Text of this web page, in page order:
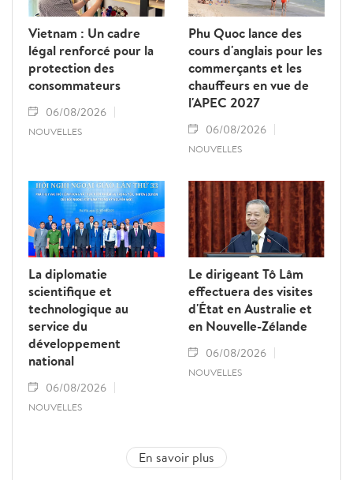
Vietnam : Un cadre
légal renforcé pour la
protection des
consommateurs
06/08/2026
NOUVELLES
Phu Quoc lance des
cours d'anglais pour les
commerçants et les
chauffeurs en vue de
l'APEC 2027
06/08/2026
NOUVELLES
La diplomatie
scientifique et
technologique au
service du
développement
national
06/08/2026
NOUVELLES
Le dirigeant Tô Lâm
effectuera des visites
d'État en Australie et
en Nouvelle-Zélande
06/08/2026
NOUVELLES
En savoir plus